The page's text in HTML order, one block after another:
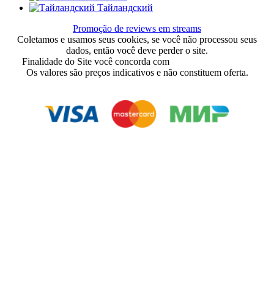
Тайландский
Promoção de reviews em streams
Coletamos e usamos seus cookies, se você não processou seus
dados, então você deve perder o site.
Finalidade do Site você concorda com
Os valores são preços indicativos e não constituem oferta.